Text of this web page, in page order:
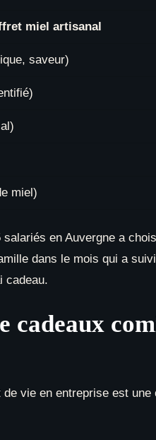
miel artisanal
saveur)
miel)
en Auvergne a
dans le mois qui a
cadeau.
cadeaux
vie en entreprise est